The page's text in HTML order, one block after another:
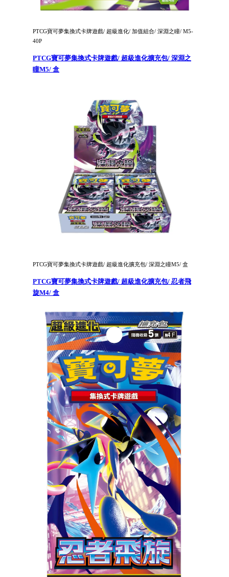
PTCG寶可夢集換式卡牌遊戲/ 超級進化/ 加值組合/ 深淵之瞳/ M5-
40P
PTCG寶可夢集換式卡牌遊戲/ 超級進化擴充包/ 深淵之
瞳M5/ 盒
PTCG寶可夢集換式卡牌遊戲/ 超級進化擴充包/ 深淵之瞳M5/ 盒
PTCG寶可夢集換式卡牌遊戲/ 超級進化擴充包/ 忍者飛
旋M4/ 盒